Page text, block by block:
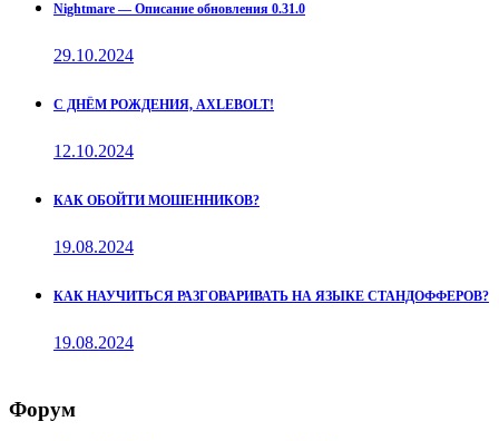
Nightmare — Описание обновления 0.31.0
29.10.2024
С ДНЁМ РОЖДЕНИЯ, AXLEBOLT!
12.10.2024
КАК ОБОЙТИ МОШЕННИКОВ?
19.08.2024
КАК НАУЧИТЬСЯ РАЗГОВАРИВАТЬ НА ЯЗЫКЕ СТАНДОФФЕРОВ?
19.08.2024
Форум